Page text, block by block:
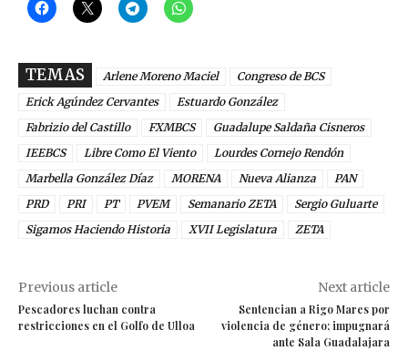
TEMAS Arlene Moreno Maciel
Congreso de BCS
Erick Agúndez Cervantes
Estuardo González
Fabrizio del Castillo
FXMBCS
Guadalupe Saldaña Cisneros
IEEBCS
Libre Como El Viento
Lourdes Cornejo Rendón
Marbella González Díaz
MORENA Nueva Alianza
PAN
PRD
PRI PT PVEM Semanario ZETA
Sergio Guluarte
Sigamos Haciendo Historia
XVII Legislatura ZETA
Previous article
Pescadores luchan contra
restricciones en el Golfo de Ulloa
Next article
Sentencian a Rigo Mares por
violencia de género; impugnará
ante Sala Guadalajara